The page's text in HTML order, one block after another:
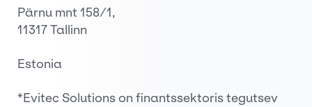
Pärnu mnt 158/1,
11317 Tallinn
Estonia
*Evitec Solutions on finantssektoris tegutsev